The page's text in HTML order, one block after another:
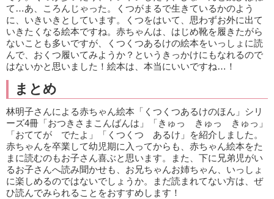
て…あ、ころんじゃった。くつがまるで生きているかのよう
に、いきいきとしています。くつをはいて、思わずお外に出て
いきたくなる絵本ですね。赤ちゃんは、はじめ靴を履きたがら
ないことも多いですが、くつくつあるけの絵本をいっしょに読
んで、おくつ履いてみようか？というきっかけにもなれるので
はないかと思いました！絵本は、本当にいいですね…！
まとめ
林明子さんによる赤ちゃん絵本「くつくつあるけのほん」シリ
ーズ4冊「おつきさまこんばんは」「きゅっ きゅっ きゅっ」
「おててが でたよ」「くつくつ あるけ」を紹介しました。
赤ちゃんを卒業して幼児期に入ってからも、赤ちゃん絵本をた
まに読むのもお子さん喜ぶと思います。また、下に兄弟児がい
るお子さんへ読み聞かせも、お兄ちゃんお姉ちゃん、いっしょ
に楽しめるのではないでしょうか。まだ読まれてない方は、ぜ
ひ読んでみられることをおすすめします！